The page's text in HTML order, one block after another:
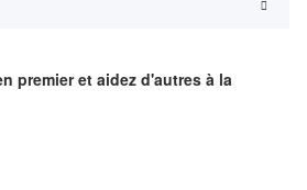
premier et aidez d'autres à la